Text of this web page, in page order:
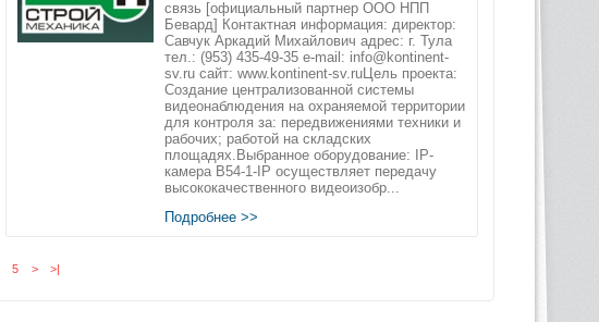
связь [официальный партнер ООО НПП
Бевард] Контактная информация: директор:
Савчук Аркадий Михайлович адрес: г. Тула
тел.: (953) 435-49-35 e-mail: info@kontinent-
sv.ru сайт: www.kontinent-sv.ruЦель проекта:
Создание централизованной системы
видеонаблюдения на охраняемой территории
для контроля за: передвижениями техники и
рабочих; работой на складских
площадях.Выбранное оборудование: IP-
камера B54-1-IP осуществляет передачу
высококачественного видеоизобр...
Подробнее >>
5 > >|